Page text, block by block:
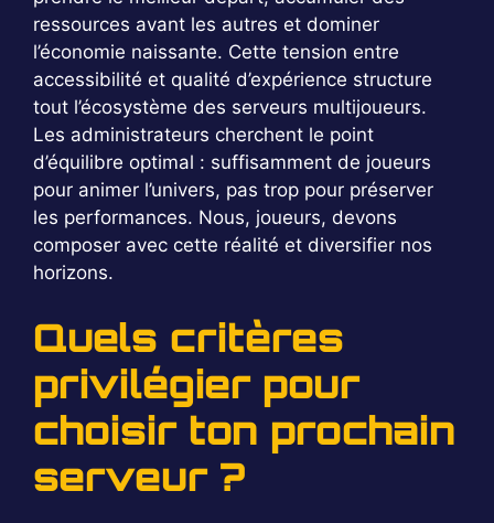
ressources avant les autres et dominer
l’économie naissante. Cette tension entre
accessibilité et qualité d’expérience structure
tout l’écosystème des serveurs multijoueurs.
Les administrateurs cherchent le point
d’équilibre optimal : suffisamment de joueurs
pour animer l’univers, pas trop pour préserver
les performances. Nous, joueurs, devons
composer avec cette réalité et diversifier nos
horizons.
Quels critères
privilégier pour
choisir ton prochain
serveur ?